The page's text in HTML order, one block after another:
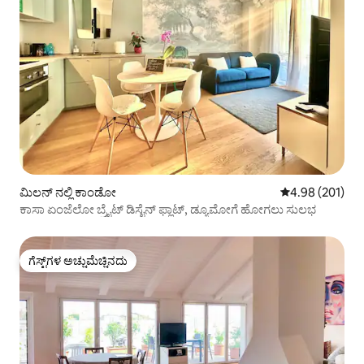
ಮಿಲನ್ ನಲ್ಲಿ ಕಾಂಡೋ 5 ರಲ್ಲಿ 4.98
4.98 (201)
ಕಾಸಾ ಏಂಜೆಲೋ ಬ್ರೈಟ್ ಡಿಸೈನ್ ಫ್ಲಾಟ್, ಡ್ಯೂಮೋಗೆ ಹೋಗಲು ಸುಲಭ
ಗೆಸ್ಟ್‌ಗಳ ಅಚ್ಚುಮೆಚ್ಚಿನದು
ಗೆಸ್ಟ್‌ಗಳ ಅಚ್ಚುಮೆಚ್ಚಿನದು